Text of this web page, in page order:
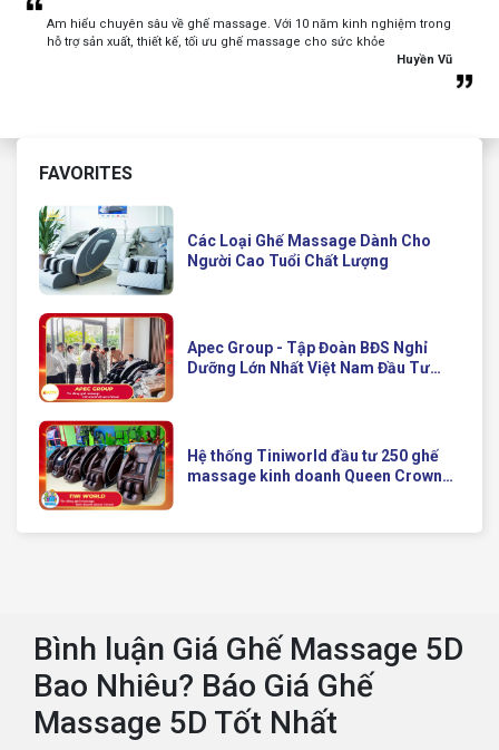
Am hiểu chuyên sâu về ghế massage. Với 10 năm kinh nghiệm trong
hỗ trợ sản xuất, thiết kế, tối ưu ghế massage cho sức khỏe
Huyền Vũ
FAVORITES
Các Loại Ghế Massage Dành Cho
Người Cao Tuổi Chất Lượng
Apec Group - Tập Đoàn BĐS Nghỉ
Dưỡng Lớn Nhất Việt Nam Đầu Tư
Hệ thống Tiniworld đầu tư 250 ghế
massage kinh doanh Queen Crown
Bình luận Giá Ghế Massage 5D
Bao Nhiêu? Báo Giá Ghế
Massage 5D Tốt Nhất